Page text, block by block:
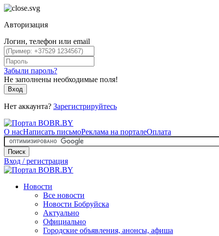
Авторизация
Логин, телефон или email
Забыли пароль?
Не заполнены необходимые поля!
Вход
Нет аккаунта? Зарегистрируйтесь
О насНаписать письмоРеклама на порталеОплата
Поиск
Вход / регистрация
Новости
Все новости
Новости Бобруйска
Актуально
Официально
Городские объявления, анонсы, афиша